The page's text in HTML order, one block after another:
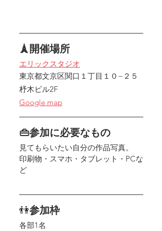
🗼開催場所
エリックスタジオ
東京都文京区関口１丁目１０−２５
杼木ビル2F
Google map
👜参加に必要なもの
見てもらいたい自分の作品写真。
印刷物・スマホ・タブレット・PCな
ど
👫参加枠
各部1名